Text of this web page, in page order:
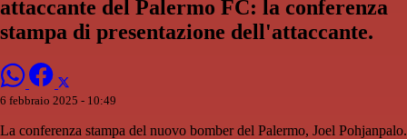
attaccante del Palermo FC: la conferenza
stampa di presentazione dell'attaccante.
6 febbraio 2025 - 10:49
La conferenza stampa del nuovo bomber del Palermo, Joel Pohjanpalo.